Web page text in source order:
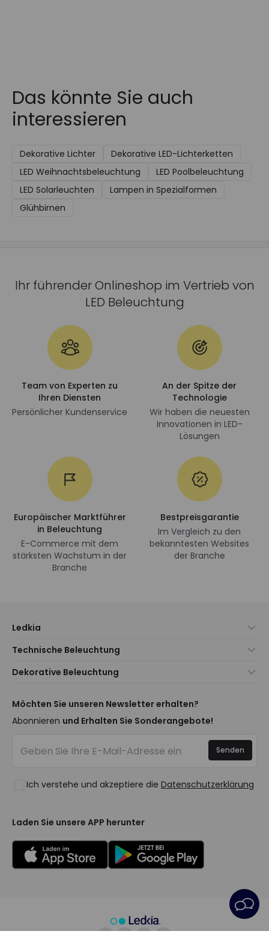
Das könnte Sie auch
interessieren
Dekorative Lichter
Dekorative LED-Lichterketten
LED Weihnachtsbeleuchtung
LED Poolbeleuchtung
LED Solarleuchten
Lampen in Spezialformen
Glühbirnen
Ihr führender Onlineshop im Vertrieb von
LED Beleuchtung
Team von Experten zu
Ihren Diensten
Persönlicher Kundenservice
An der Spitze der
Technologie
Wir haben die neuesten
Innovationen in LED-
Lösungen
Europäischer Marktführer
in Beleuchtung
E-Commerce mit dem
stärksten Wachstum in der
Branche
Bestpreisgarantie
Im Vergleich zu den
bekanntesten Websites
der Branche
Ledkia
Kundenservice
Versandmethoden
Sind Sie ein Profi?
Ethikkonzept
Anmelden
Technische Beleuchtung
Marken
Beleuchtung für Unternehmen
Dekorative Beleuchtung
Trends
Premium-Dekor-Marken
Räume
Kollektionen
Möchten Sie unseren Newsletter erhalten?
Abonnieren und Erhalten Sie Sonderangebote!
Ich verstehe und akzeptiere die Datenschutzerklärung
Senden
Laden Sie unsere APP herunter